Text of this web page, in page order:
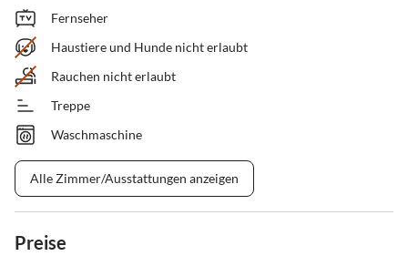
Fernseher
Haustiere und Hunde nicht erlaubt
Rauchen nicht erlaubt
Treppe
Waschmaschine
Alle Zimmer/Ausstattungen anzeigen
Preise